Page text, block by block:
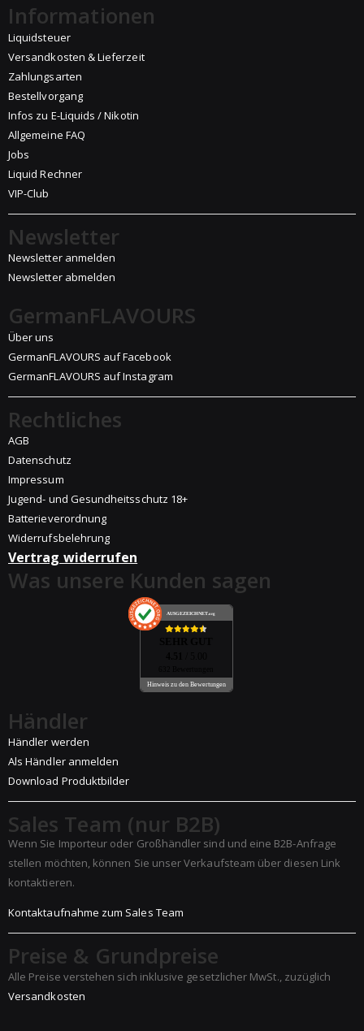
Informationen
Liquidsteuer
Versandkosten & Lieferzeit
Zahlungsarten
Bestellvorgang
Infos zu E-Liquids / Nikotin
Allgemeine FAQ
Jobs
Liquid Rechner
VIP-Club
Newsletter
Newsletter anmelden
Newsletter abmelden
GermanFLAVOURS
Über uns
GermanFLAVOURS auf Facebook
GermanFLAVOURS auf Instagram
Rechtliches
AGB
Datenschutz
Impressum
Jugend- und Gesundheitsschutz 18+
Batterieverordnung
Widerrufsbelehrung
Vertrag widerrufen
Was unsere Kunden sagen
AUSGEZEICHNET.org
Hinweis zu den Bewertungen
Händler
Händler werden
Als Händler anmelden
Download Produktbilder
Sales Team (nur B2B)
Wenn Sie Importeur oder Großhändler sind und eine B2B-Anfrage
stellen möchten, können Sie unser Verkaufsteam über diesen Link
kontaktieren.
Kontaktaufnahme zum Sales Team
Preise & Grundpreise
Alle Preise verstehen sich inklusive gesetzlicher MwSt., zuzüglich
Versandkosten